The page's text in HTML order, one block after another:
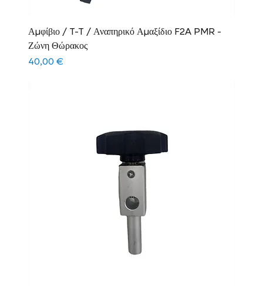
Αμφίβιο / T-T / Αναπηρικό Αμαξίδιο F2A PMR -
Ζώνη Θώρακος
Τιμή
40,00 €